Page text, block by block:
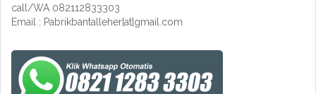
call/WA 082112833303
Email : Pabrikbantalleher[at]gmail.com